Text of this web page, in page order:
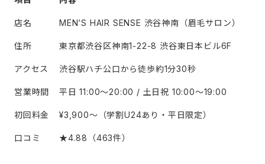
店名 MEN’S HAIR SENSE 渋谷神南（眉毛サロン）
住所 東京都渋谷区神南1-22-8 渋谷東日本ビル6F
アクセス 渋谷駅ハチ公口から徒歩約1分30秒
営業時間 平日 11:00〜20:00 / 土日祝 10:00〜19:00
初回料金 ¥3,900〜（学割U24あり・平日限定）
口コミ ★4.88（463件）